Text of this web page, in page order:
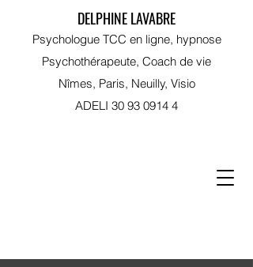
Psychologue TCC en ligne, hypnose
Psychothérapeute, Coach de vie
Nîmes, Paris, Neuilly, Visio
ADELI 30 93 0914 4
DELPHINE LAVABRE